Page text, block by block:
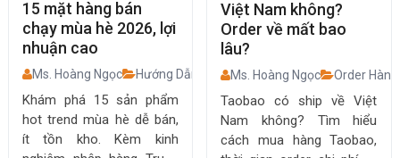
15 mặt hàng bán
chạy mùa hè 2026, lợi
nhuận cao
Ms. Hoàng Ngọc Hướng Dẫn
Khám phá 15 sản phẩm
hot trend mùa hè dễ bán,
ít tồn kho. Kèm kinh
Việt Nam không?
Order về mất bao
lâu?
Ms. Hoàng Ngọc Order
Taobao có ship về Việt
Nam không? Tìm hiểu
cách mua hàng Taobao,